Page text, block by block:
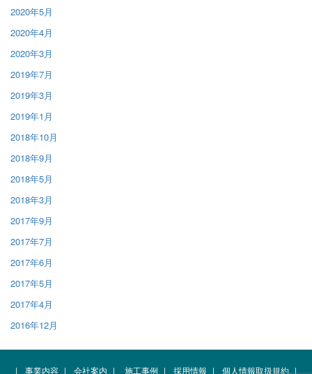
2020年5月
2020年4月
2020年3月
2019年7月
2019年3月
2019年1月
2018年10月
2018年9月
2018年5月
2018年3月
2017年9月
2017年7月
2017年6月
2017年5月
2017年4月
2016年12月
| 事業内容 | 会社案内 | 施工事例 | 採用情報 | 個人情報取扱規約 |